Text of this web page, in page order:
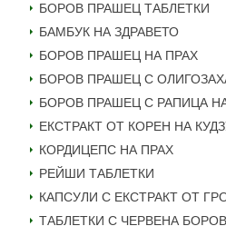
БОРОВ ПРАШЕЦ ТАБЛЕТКИ
БАМБУК НА ЗДРАВЕТО
БОРОВ ПРАШЕЦ НА ПРАХ
БОРОВ ПРАШЕЦ С
БОРОВ ПРАШЕЦ С РАПИЦА
ЕКСТРАКТ ОТ КОРЕН НА
КОРДИЦЕПС НА ПРАХ
РЕЙШИ ТАБЛЕТКИ
КАПСУЛИ С ЕКСТРАКТ ОТ
ТАБЛЕТКИ С ЧЕРВЕНА